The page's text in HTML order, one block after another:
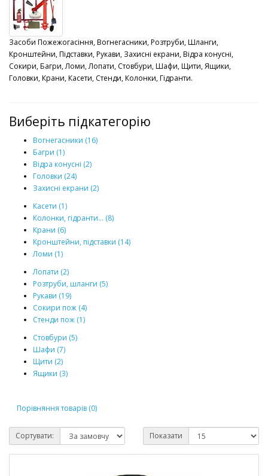
Засоби Пожежогасіння, Вогнегасники, Розтруби, Шланги,
Кронштейни, Підставки, Рукави, Захисні екрани, Вiдра конусні,
Сокири, Багри, Ломи, Лопати, Стовбури, Шафи, Щити, Ящики,
Головки, Крани, Касети, Стенди, Колонки, Гідранти.
Виберіть підкатегорію
Вогнегасники (16)
Багри (1)
Вiдра конусні (2)
Головки (24)
Захисні екрани (2)
Касети (1)
Колонки, гідранти... (8)
Крани (6)
Кронштейни, підставки (14)
Ломи (1)
Лопати (2)
Розтруби, шланги (5)
Рукави (19)
Сокири пож (4)
Стенди пож (1)
Стовбури (5)
Шафи (7)
Щити (2)
Ящики (3)
Порівняння товарів (0)
Сортувати: Показати